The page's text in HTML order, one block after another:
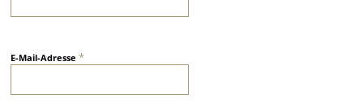
E-Mail-Adresse*